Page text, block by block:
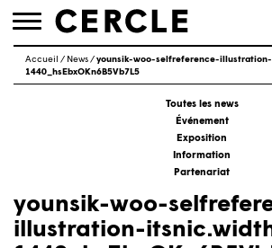
Toggle
Accueil / News/younsik-woo-selfreference-
1440_hsEbxOKn6B5Vb7L5
Toutes les news
Événement
Exposition
Information
Partenariat
younsik-woo-
illustration-